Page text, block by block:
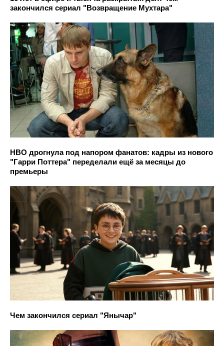
закончился сериал "Возвращение Мухтара"
HBO дрогнула под напором фанатов: кадры из нового
"Гарри Поттера" переделали ещё за месяцы до
премьеры
Чем закончился сериал "Янычар"